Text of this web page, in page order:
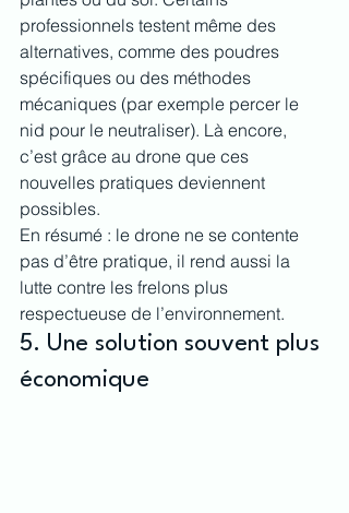
professionnels testent même des
alternatives, comme des poudres
spécifiques ou des méthodes
mécaniques (par exemple percer le
nid pour le neutraliser). Là encore,
c’est grâce au drone que ces
nouvelles pratiques deviennent
possibles.
En résumé : le drone ne se contente
pas d’être pratique, il rend aussi la
lutte contre les frelons plus
respectueuse de l’environnement.
5. Une solution souvent plus
économique